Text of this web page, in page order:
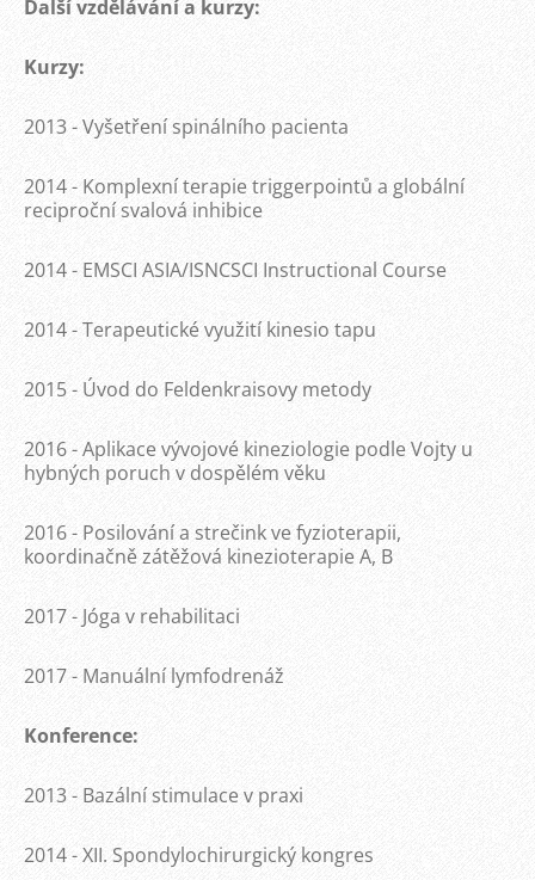
Další vzdělávání a kurzy:
Kurzy:
2013 - Vyšetření spinálního pacienta
2014 - Komplexní terapie triggerpointů a globální
reciproční svalová inhibice
2014 - EMSCI ASIA/ISNCSCI Instructional Course
2014 - Terapeutické využití kinesio tapu
2015 - Úvod do Feldenkraisovy metody
2016 - Aplikace vývojové kineziologie podle Vojty u
hybných poruch v dospělém věku
2016 - Posilování a strečink ve fyzioterapii,
koordinačně zátěžová kinezioterapie A, B
2017 - Jóga v rehabilitaci
2017 - Manuální lymfodrenáž
Konference:
2013 - Bazální stimulace v praxi
2014 - XII. Spondylochirurgický kongres